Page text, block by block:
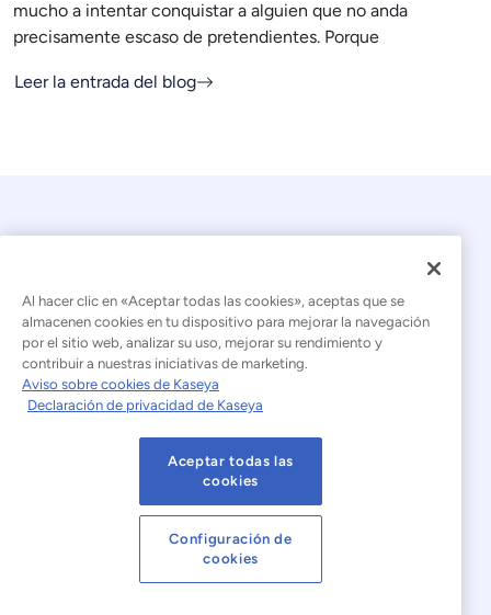
mucho a intentar conquistar a alguien que no anda
precisamente escaso de pretendientes. Porque
Leer la entrada del blog
© 2026 Kaseya. Todos los derechos reservados.
Español (América Latina)
Declaración sobre la esclavitud moderna
Condiciones de uso del sitio web
Declaración de privacidad Mapa del sitio
Al hacer clic en «Aceptar todas las cookies», aceptas que se
almacenen cookies en tu dispositivo para mejorar la navegación
por el sitio web, analizar su uso, mejorar su rendimiento y
contribuir a nuestras iniciativas de marketing.
Aviso sobre cookies de Kaseya
Declaración de privacidad de Kaseya
Aceptar todas las
cookies
Configuración de
cookies